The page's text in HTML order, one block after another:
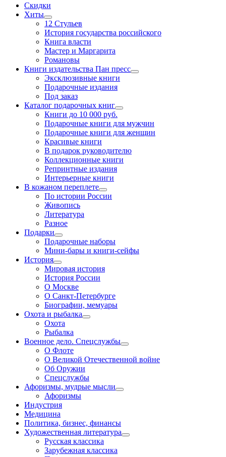
Скидки
Хиты
12 Стульев
История государства российского
Книга власти
Мастер и Маргарита
Романовы
Книги издательства Пан пресс
Эксклюзивные книги
Подарочные издания
Под заказ
Каталог подарочных книг
Книги до 10 000 руб.
Подарочные книги для мужчин
Подарочные книги для женщин
Красивые книги
В подарок руководителю
Коллекционные книги
Репринтные издания
Интерьерные книги
В кожаном переплете
По истории России
Живопись
Литература
Разное
Подарки
Подарочные наборы
Мини-бары и книги-сейфы
История
Мировая история
История России
О Москве
О Санкт-Петербурге
Биографии, мемуары
Охота и рыбалка
Охота
Рыбалка
Военное дело. Спецслужбы
О Флоте
О Великой Отечественной войне
Об Оружии
Спецслужбы
Афоризмы, мудрые мысли
Афоризмы
Индустрия
Медицина
Политика, бизнес, финансы
Художественная литература
Русская классика
Зарубежная классика